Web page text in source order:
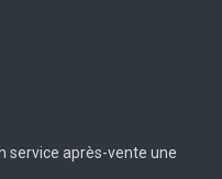
service après-vente une